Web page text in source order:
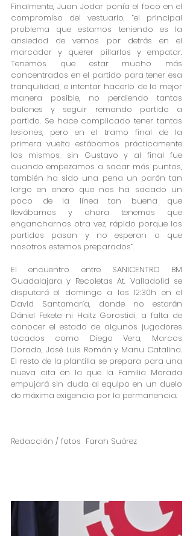
Finalmente, Juan Jodar ponía el foco en el
compromiso del vestuario, “el principal
problema que estamos teniendo es la
ansiedad de vernos por detrás en el
marcador y querer pillarlos y empatar.
Tenemos que estar mucho más
concentrados en el partido para tener esa
tranquilidad, e intentar hacerlo de la mejor
manera posible, no perdiendo tantos
balones y seguir remando partido a
partido. Se hace complicado tener tantas
lesiones, pero en el tramo final de la
primera vuelta estábamos prácticamente
los mismos, sin Gustavo y al final fue
cuando empezamos a sacar más puntos,
también ha sido una pena un parón tan
largo en enero que nos ha sacado un
poco de la línea tan buena que
llevábamos y ahora tenemos que
engancharnos otra vez, rápido porque los
partidos pasan y no esperan a que
nosotros estemos preparados”.
El encuentro entre SANICENTRO BM
Guadalajara y Recoletas At. Valladolid se
disputará el domingo a las 12:30h en el
David Santamaría, donde no estarán
Dániel Fekete ni Haitz Gorostidi, a falta de
conocer el estado de algunos jugadores
tocados como Diego Vera, Marcos
Dorado, José Luis Román y Manu Catalina.
El resto de la plantilla se prepara para una
nueva cita en la que la Familia Morada
empujará sin duda al equipo en un duelo
de máxima exigencia por la permanencia.
Redacción / fotos  Farah Suárez